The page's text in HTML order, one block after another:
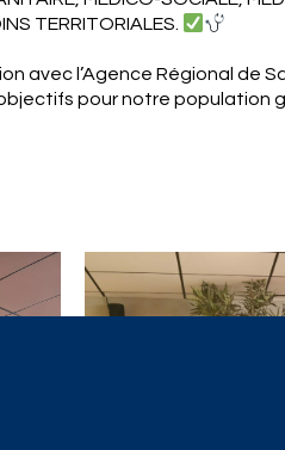
TERRITORIALES.
avec l’Agence Régional de
pour notre population